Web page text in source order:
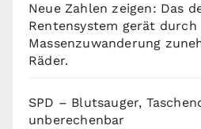
Neue Zahlen zeigen: Das
Rentensystem gerät durch
Massenzuwanderung
Räder.
SPD – Blutsauger,
unberechenbar